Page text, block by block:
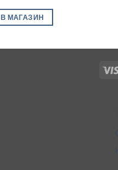
В МАГАЗИН